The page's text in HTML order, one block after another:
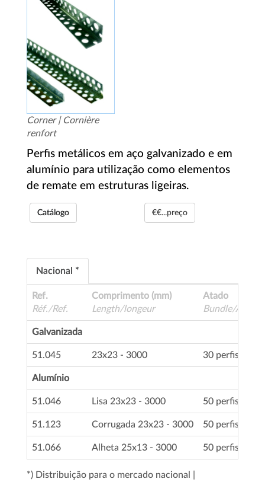
Corner | Cornière
renfort
Perfis metálicos em aço galvanizado e em
alumínio para utilização como elementos
de remate em estruturas ligeiras.
Catálogo €€...preço
Nacional *
Ref.
Réf./Ref.
Comprimento (mm)
Length/longeur
Atado
Bundle/
Galvanizada
51.045 23x23 - 3000 30 perfis
Alumínio
51.046 Lisa 23x23 - 3000 50 perfis
51.123 Corrugada 23x23 - 3000 50 perfis
51.066 Alheta 25x13 - 3000 50 perfis
*) Distribuição para o mercado nacional |